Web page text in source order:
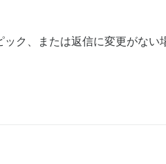
ク、または返信に変更がな